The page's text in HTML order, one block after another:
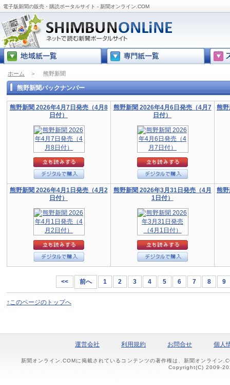
電子版新聞の販売・購読ポータルサイト - 新聞オンライン.COM
ホーム ＞ 熊野新聞
熊野新聞バックナンバー
熊野新聞 2026年4月7日発売（4月8
日付）
熊野新聞 2026年4月6日発売（4月7
日付）
熊
熊野新聞 2026年4月1日発売（4月2
日付）
熊野新聞 2026年3月31日発売（4月
1日付）
熊
<< 前へ 1 2 3 4 5 6 7 8 9
↑このページのトップへ
運営会社 利用規約 お問合せ 個人
新聞オンライン.COMに掲載されているコンテンツの著作権は、新聞オンライン
Copyright(C) 2009-